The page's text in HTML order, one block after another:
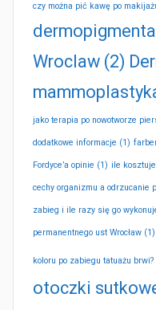
czy można pić kawę po
Wroclaw (2)
jako terapia po nowotworze
dodatkowe informacje (1)
Fordyce’a opinie (1) ile
cechy organizmu a odrzucanie
zabieg i ile razy się go
permanentnego ust Wrocław (1)
koloru po zabiegu tatuażu brwi?
otoczki